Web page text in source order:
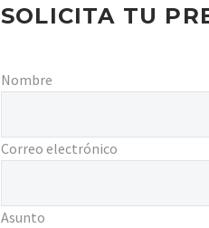
SOLICITA TU
Nombre
Correo electrónico
Asunto